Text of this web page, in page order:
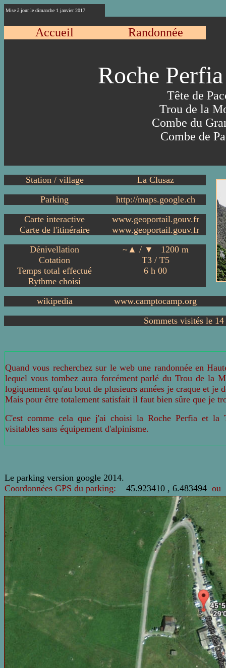
Mise à jour le dimanche 1 janvier 2017
Accueil Randonnée
Roche
Tête de
Trou de la
Combe du
Combe de
Station / village
La Clusaz
Parking
http://maps.google.ch
Carte interactive
www.geoportail.gouv.fr
Carte de l'itinéraire
www.geoportail.gouv.fr
Dénivellation
~▲ / ▼ 1200 m
Cotation
T3 / T5
Temps total effectué
6 h 00
Rythme choisi
wikipedia
www.camptocamp.org
Sommets visités le
Quand vous recherchez sur le web une randonnée en
lequel vous tombez aura forcément parlé du Trou de la
logiquement qu'au bout de plusieurs années je craque et je
Mais pour être totalement satisfait il faut bien sûre que je
C'est comme cela que j'ai choisi la Roche Perfia et la
visitables sans équipement d'alpinisme.
Le parking version google 2014.
Coordonnées GPS du parking: 45.923410 , 6.483494 ou